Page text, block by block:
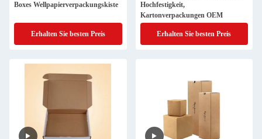
Boxes Wellpapierverpackungskiste
Erhalten Sie besten Preis
Hochfestigkeit,
Kartonverpackungen OEM
Erhalten Sie besten Preis